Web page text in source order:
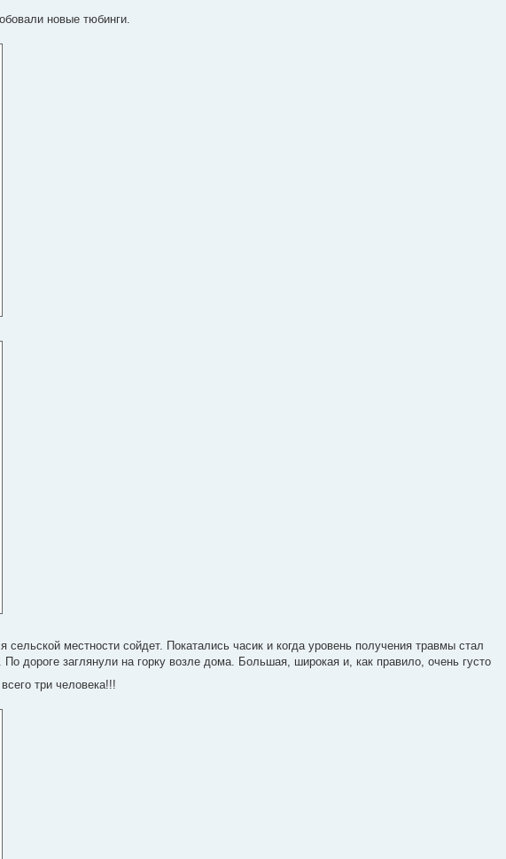
новые тюбинги.
местности сойдет. Покатались часик и когда уровень получения травмы стал
дороге заглянули на горку возле дома. Большая, широкая и, как правило, очень густо
три человека!!!